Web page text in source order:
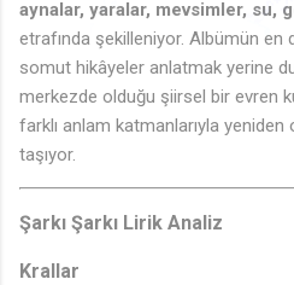
aynalar, yaralar, mevsimler, su,
etrafında şekilleniyor. Albümün en
somut hikâyeler anlatmak yerine
merkezde olduğu şiirsel bir evren
farklı anlam katmanlarıyla
taşıyor.
Şarkı Şarkı Lirik Analiz
Krallar
♫
🎶
♬
♫
♬
♬
♫ 🎵
♬